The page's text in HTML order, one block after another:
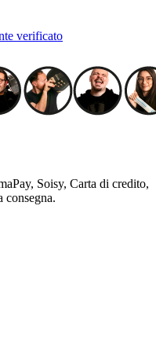
verificato
Soisy, Carta di credito,
consegna.